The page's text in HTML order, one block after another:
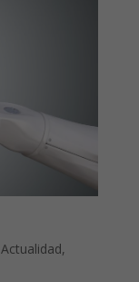
Actualidad,